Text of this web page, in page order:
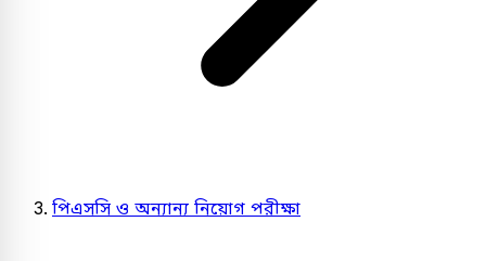
পিএসসি ও অন্যান্য নিয়োগ পরীক্ষা